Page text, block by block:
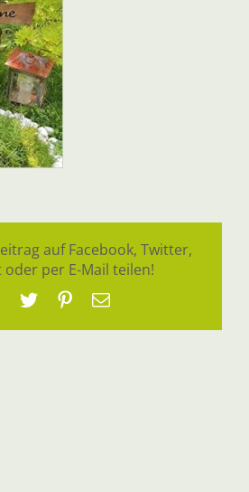
auf Facebook, Twitter,
per E-Mail teilen!
Facebook
TwitterPinterest
E-